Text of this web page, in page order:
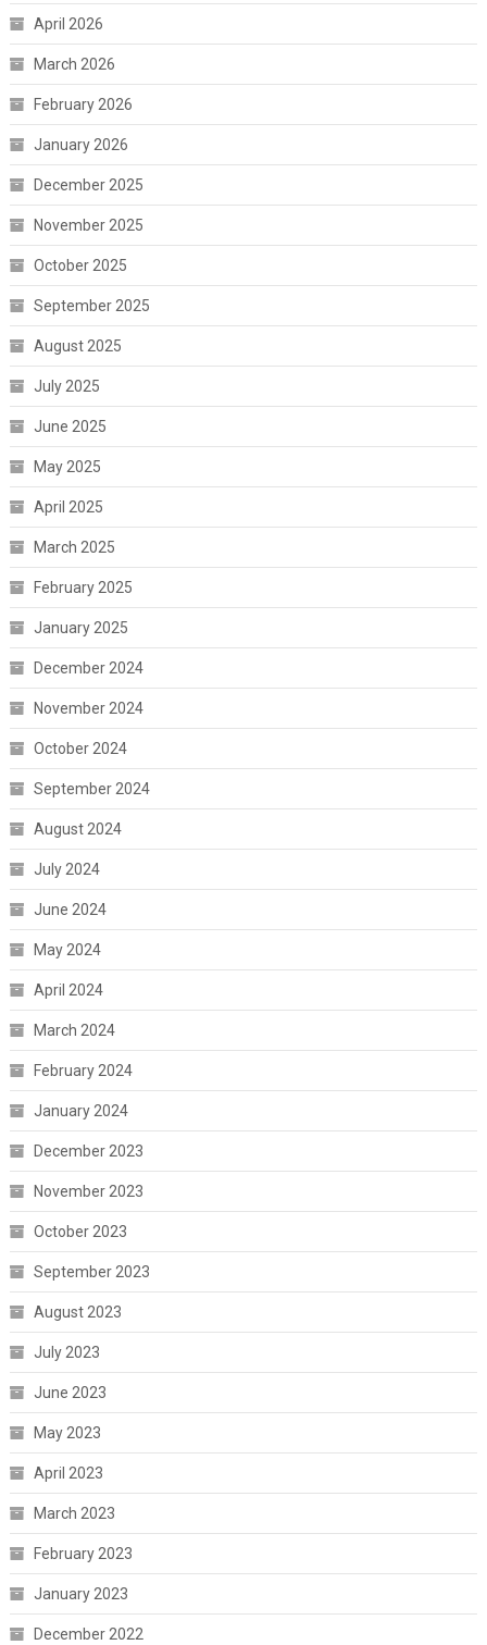
April 2026
March 2026
February 2026
January 2026
December 2025
November 2025
October 2025
September 2025
August 2025
July 2025
June 2025
May 2025
April 2025
March 2025
February 2025
January 2025
December 2024
November 2024
October 2024
September 2024
August 2024
July 2024
June 2024
May 2024
April 2024
March 2024
February 2024
January 2024
December 2023
November 2023
October 2023
September 2023
August 2023
July 2023
June 2023
May 2023
April 2023
March 2023
February 2023
January 2023
December 2022